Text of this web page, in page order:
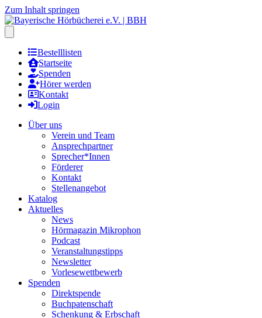
Zum Inhalt springen
Bestelllisten
Startseite
Spenden
Hörer werden
Kontakt
Login
Über uns
Verein und Team
Ansprechpartner
Sprecher*Innen
Förderer
Kontakt
Stellenangebot
Katalog
Aktuelles
News
Hörmagazin Mikrophon
Podcast
Veranstaltungstipps
Newsletter
Vorlesewettbewerb
Spenden
Direktspende
Buchpatenschaft
Schenkung & Erbschaft